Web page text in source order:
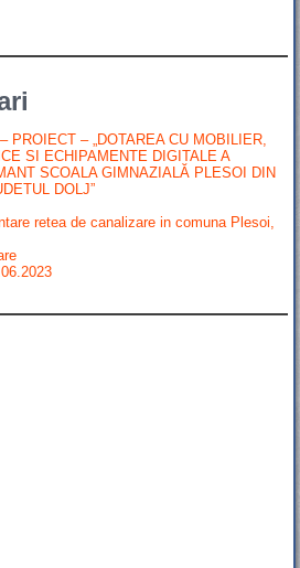
PROIECT – „DOTAREA CU MOBILIER,
SI ECHIPAMENTE DIGITALE A
SCOALA GIMNAZIALĂ PLESOI DIN
DOLJ”
retea de canalizare in comuna Plesoi,